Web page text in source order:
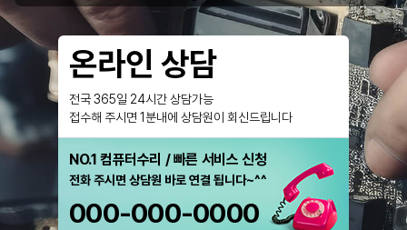
온라인 상담
전국 365일 24시간 상담가능
접수해 주시면 1분내에 상담원이 회신드립니다
NO.1 컴퓨터수리 / 빠른 서비스 신청
전화 주시면 상담원 바로 연결 됩니다~^^
000-000-0000